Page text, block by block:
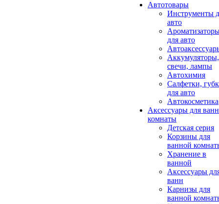
Автотовары
Инструменты
авто
для авто
Аккумуляторы,
свечи, лампы
Автохимия
Салфетки,
для авто
Автокосметика
Аксессуары для
комнаты
Детская серия
Корзины для
ванной
Хранение в
ванной
Аксессуары
ванн
Карнизы для
ванной